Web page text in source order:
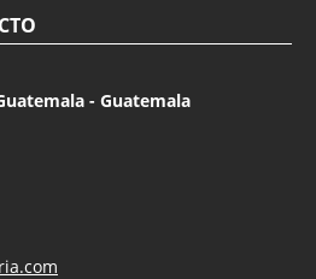
- Guatemala